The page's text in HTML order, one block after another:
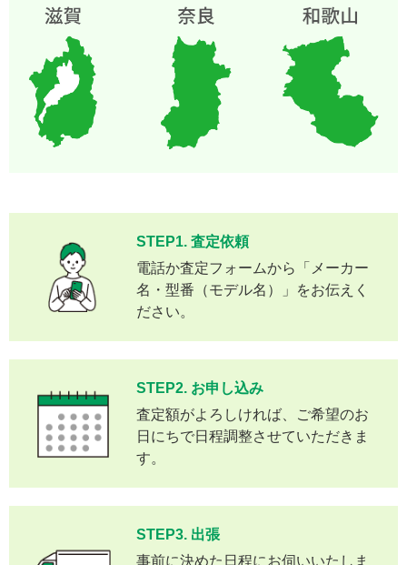
STEP1. 査定依頼
電話か査定フォームから「メーカー
名・型番（モデル名）」をお伝えく
ださい。
STEP2. お申し込み
査定額がよろしければ、ご希望のお
日にちで日程調整させていただきま
す。
STEP3. 出張
事前に決めた日程にお伺いいたしま